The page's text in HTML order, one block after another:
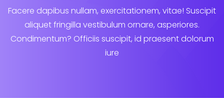
Facere dapibus nullam, exercitationem, vitae! Suscipit
aliquet fringilla vestibulum ornare, asperiores.
Condimentum? Officiis suscipit, id praesent dolorum
iure